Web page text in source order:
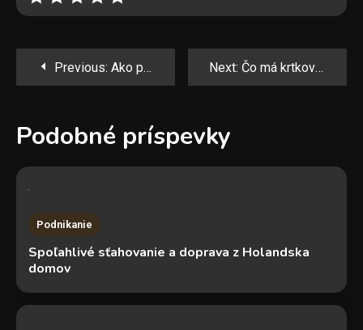
Navigácia
článku
Previous: Ako postupovať pri ukončení živnosti Next: Čo má krtkovanie spoločné s krtkami?
Podobné príspevky
Podnikanie
Spoľahlivé sťahovanie a doprava z Holandska
domov